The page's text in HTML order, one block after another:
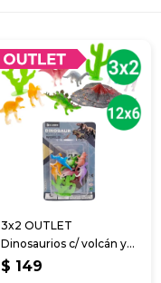
3x2 OUTLET
Dinosaurios c/ volcán y
cactus
$ 149